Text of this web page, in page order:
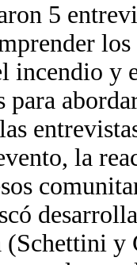
5
los
incendio y
para
la
(Schettini y